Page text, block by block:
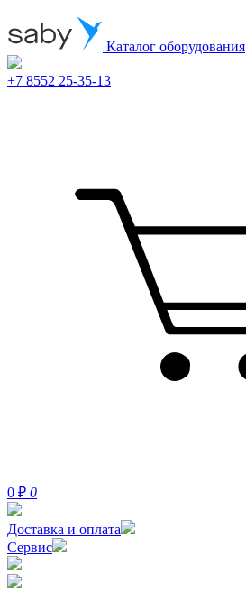
Каталог оборудования
+7 8552 25-35-13
0 ₽ 0
Доставка и оплата
Сервис